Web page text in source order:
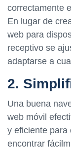
correctamente
En lugar de
web para
receptivo se
adaptarse a
2.
Una buena
web móvil
y eficiente para
encontrar